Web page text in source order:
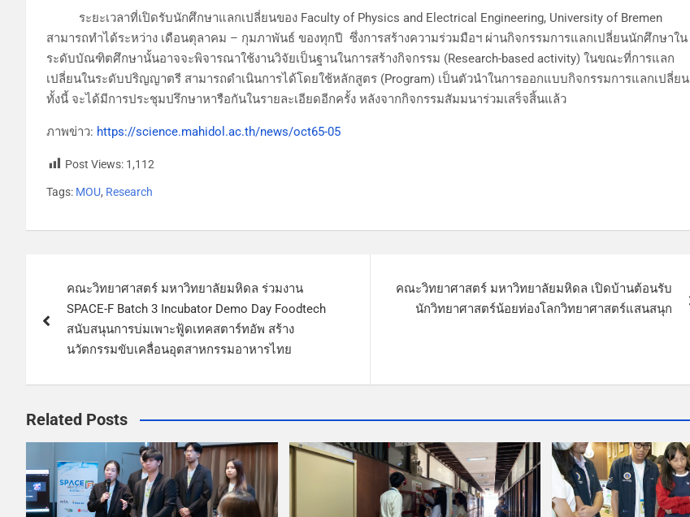
ระยะเวลาที่เปิดรับนักศึกษาแลกเปลี่ยนของ Faculty of Physics and Electrical Engineering, University of Bremen
สามารถทำได้ระหว่าง เดือนตุลาคม – กุมภาพันธ์ ของทุกปี ซึ่งการสร้างความร่วมมือฯ ผ่านกิจกรรมการแลกเปลี่ยนนักศึกษาใน
ระดับบัณฑิตศึกษานั้นอาจจะพิจารณาใช้งานวิจัยเป็นฐานในการสร้างกิจกรรม (Research-based activity) ในขณะที่การแลก
เปลี่ยนในระดับปริญญาตรี สามารถดำเนินการได้โดยใช้หลักสูตร (Program) เป็นตัวนำในการออกแบบกิจกรรมการแลกเปลี่ยน
ทั้งนี้ จะได้มีการประชุมปรึกษาหารือกันในรายละเอียดอีกครั้ง หลังจากกิจกรรมสัมมนาร่วมเสร็จสิ้นแล้ว
ภาพข่าว: https://science.mahidol.ac.th/news/oct65-05
Post Views: 1,112
Tags: MOU, Research
คณะวิทยาศาสตร์ มหาวิทยาลัยมหิดล ร่วมงาน
SPACE-F Batch 3 Incubator Demo Day Foodtech
สนับสนุนการบ่มเพาะฟู้ดเทคสตาร์ทอัพ สร้าง
นวัตกรรมขับเคลื่อนอุตสาหกรรมอาหารไทย
คณะวิทยาศาสตร์ มหาวิทยาลัยมหิดล เปิดบ้านต้อนรับ
นักวิทยาศาสตร์น้อยท่องโลกวิทยาศาสตร์แสนสนุก
Related Posts